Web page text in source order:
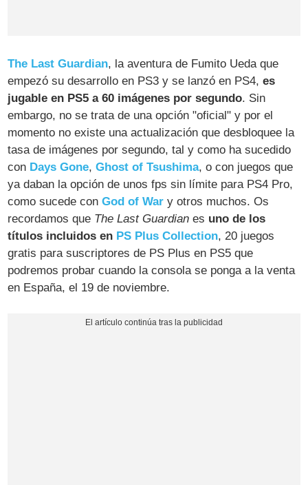
The Last Guardian, la aventura de Fumito Ueda que
empezó su desarrollo en PS3 y se lanzó en PS4,es
jugable en PS5 a 60 imágenes por segundo. Sin
embargo, no se trata de una opción "oficial" y por el
momento no existe una actualización que desbloquee la
tasa de imágenes por segundo, tal y como ha sucedido
con Days Gone,Ghost of Tsushima, o con juegos que
ya daban la opción de unos fps sin límite para PS4 Pro,
como sucede conGod of War y otros muchos. Os
recordamos que The Last Guardian es uno de los
títulos incluidos en PS Plus Collection, 20 juegos
gratis para suscriptores de PS Plus en PS5 que
podremos probar cuando la consola se ponga a la venta
en España, el 19 de noviembre.